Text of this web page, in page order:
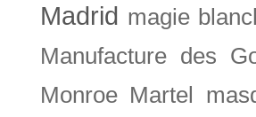
Madrid magie
Manufacture des
Monroe Martel